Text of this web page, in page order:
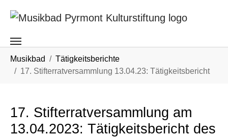
Musikbad
Tätigkeitsberichte
17. Stifterratversammlung 13.04.23: Tätigkeitsbericht
17. Stifterratversammlung am
13.04.2023: Tätigkeitsbericht des